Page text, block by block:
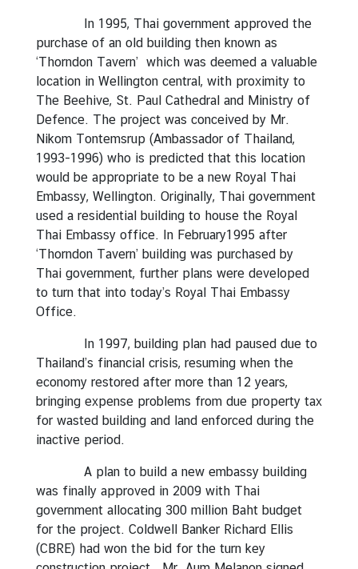
In 1995, Thai government approved the
purchase of an old building then known as
‘Thorndon Tavern’ which was deemed a valuable
location in Wellington central, with proximity to
The Beehive, St. Paul Cathedral and Ministry of
Defence. The project was conceived by Mr.
Nikom Tontemsrup (Ambassador of Thailand,
1993-1996) who is predicted that this location
would be appropriate to be a new Royal Thai
Embassy, Wellington. Originally, Thai government
used a residential building to house the Royal
Thai Embassy office. In February1995 after
‘Thorndon Tavern’ building was purchased by
Thai government, further plans were developed
to turn that into today’s Royal Thai Embassy
Office.
In 1997, building plan had paused due to
Thailand’s financial crisis, resuming when the
economy restored after more than 12 years,
bringing expense problems from due property tax
for wasted building and land enforced during the
inactive period.
A plan to build a new embassy building
was finally approved in 2009 with Thai
government allocating 300 million Baht budget
for the project. Coldwell Banker Richard Ellis
(CBRE) had won the bid for the turn key